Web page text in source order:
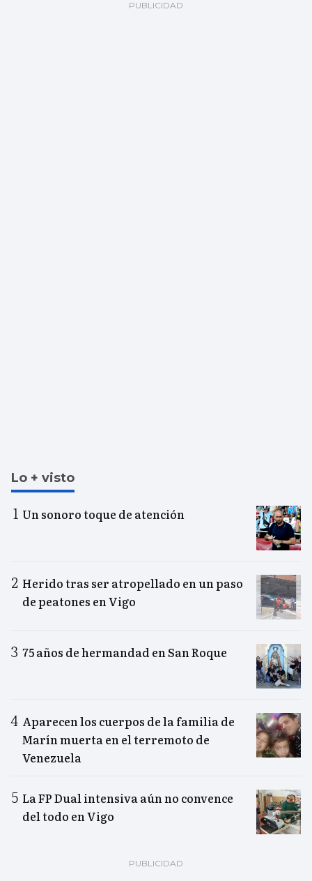
Lo + visto
Un sonoro toque de atención
Herido tras ser atropellado en un paso
de peatones en Vigo
75 años de hermandad en San Roque
Aparecen los cuerpos de la familia de
Marín muerta en el terremoto de
Venezuela
La FP Dual intensiva aún no convence
del todo en Vigo